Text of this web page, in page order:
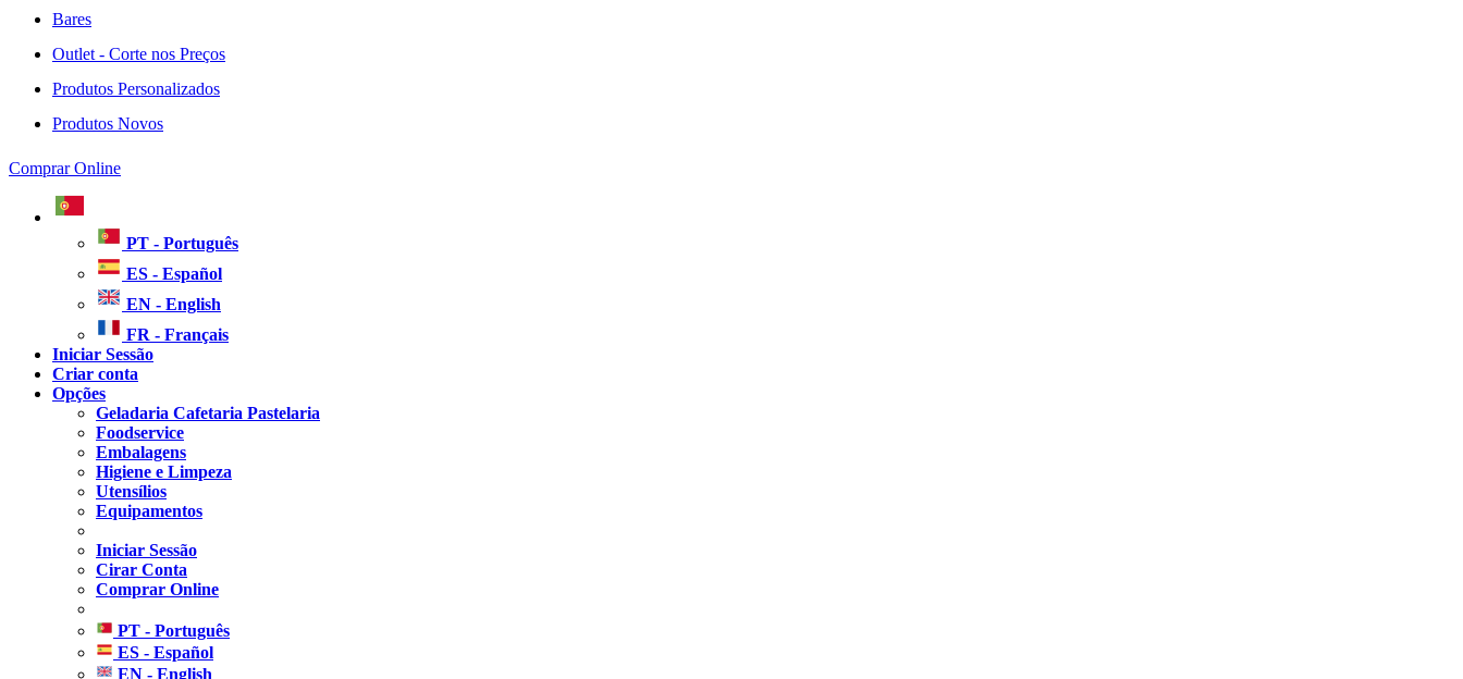
Bares
Outlet - Corte nos Preços
Produtos Personalizados
Produtos Novos
Comprar Online
PT - Português
ES - Español
EN - English
FR - Français
Iniciar Sessão
Criar conta
Opções
Geladaria Cafetaria Pastelaria
Foodservice
Embalagens
Higiene e Limpeza
Utensílios
Equipamentos
Iniciar Sessão
Cirar Conta
Comprar Online
PT - Português
ES - Español
EN - English